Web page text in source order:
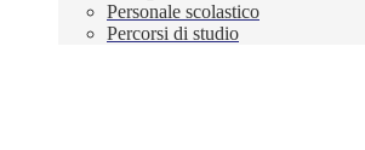
Personale scolastico
Percorsi di studio